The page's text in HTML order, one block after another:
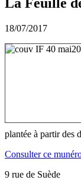
18/07/2017
plantée à partir des
Consulter ce
9 rue de Suède